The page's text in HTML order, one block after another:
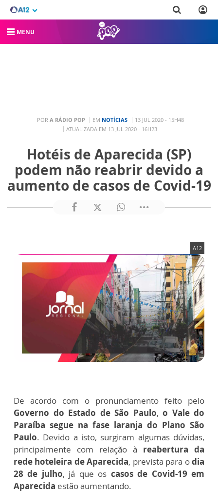
MENU
POR A RÁDIO POP EM NOTÍCIAS
13 JUL 2020 - 15H48
ATUALIZADA EM 13 JUL 2020 - 16H23
Hotéis de Aparecida (SP)
podem não reabrir devido a
aumento de casos de Covid-19
A12
De acordo com o pronunciamento feito pelo
Governo do Estado de São Paulo, o Vale do
Paraíba segue na fase laranja do Plano São
Paulo. Devido a isto, surgiram algumas dúvidas,
principalmente com relação à reabertura da
rede hoteleira de Aparecida, prevista para odia
28 de julho, já que os casos de Covid-19 em
Aparecida estão aumentando.